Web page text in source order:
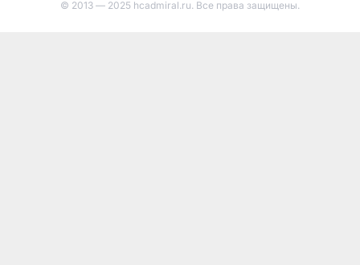
© 2013 — 2025 hcadmiral.ru. Все права защищены.